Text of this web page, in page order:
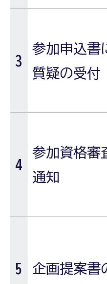
3
参加申込書
質疑の受付
4
参加資格審
通知
5 企画提案書